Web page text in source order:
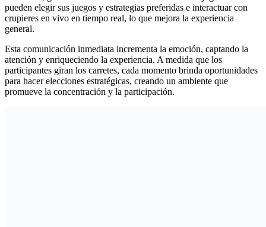
pueden elegir sus juegos y estrategias preferidas e interactuar con
crupieres en vivo en tiempo real, lo que mejora la experiencia
general.
Esta comunicación inmediata incrementa la emoción, captando la
atención y enriqueciendo la experiencia. A medida que los
participantes giran los carretes, cada momento brinda oportunidades
para hacer elecciones estratégicas, creando un ambiente que
promueve la concentración y la participación.